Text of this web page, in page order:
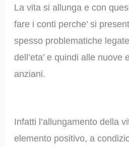
La vita si allunga e con
fare i conti perche’ si
spesso problematiche
dell’eta’ e quindi alle nuove
anziani.
Infatti l’allungamento della
elemento positivo, a